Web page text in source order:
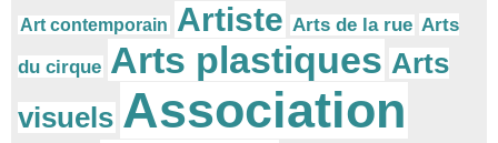
Art contemporain Artiste Arts de la rue Arts
du cirque Arts plastiques Arts
visuels Association